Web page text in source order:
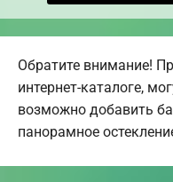
Обратите внимание!
интернет-каталоге,
возможно добавить
панорамное